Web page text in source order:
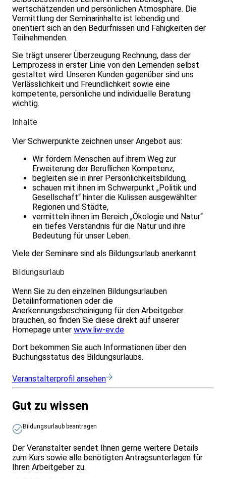
wertschätzenden und persönlichen Atmosphäre. Die
Vermittlung der Seminarinhalte ist lebendig und
orientiert sich an den Bedürfnissen und Fähigkeiten der
Teilnehmenden.
Sie trägt unserer Überzeugung Rechnung, dass der
Lernprozess in erster Linie von den Lernenden selbst
gestaltet wird. Unseren Kunden gegenüber sind uns
Verlässlichkeit und Freundlichkeit sowie eine
kompetente, persönliche und individuelle Beratung
wichtig.
Inhalte
Vier Schwerpunkte zeichnen unser Angebot aus:
Wir fördern Menschen auf ihrem Weg zur
Erweiterung der Beruflichen Kompetenz,
begleiten sie in ihrer Persönlichkeitsbildung,
schauen mit ihnen im Schwerpunkt „Politik und
Gesellschaft“ hinter die Kulissen ausgewählter
Regionen und Städte,
vermitteln ihnen im Bereich „Ökologie und Natur“
ein tiefes Verständnis für die Natur und ihre
Bedeutung für unser Leben.
Viele der Seminare sind als Bildungsurlaub anerkannt.
Bildungsurlaub
Wenn Sie zu den einzelnen Bildungsurlauben
Detailinformationen oder die
Anerkennungsbescheinigung für den Arbeitgeber
brauchen, so finden Sie diese direkt auf unserer
Homepage unter www.liw-ev.de
Dort bekommen Sie auch Informationen über den
Buchungsstatus des Bildungsurlaubs.
Veranstalterprofil ansehen
Gut zu wissen
Bildungsurlaub beantragen
Der Veranstalter sendet Ihnen gerne weitere Details
zum Kurs sowie alle benötigten Antragsunterlagen für
Ihren Arbeitgeber zu.